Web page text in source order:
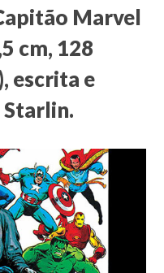
Marvel
cm, 128
escrita e
Starlin.